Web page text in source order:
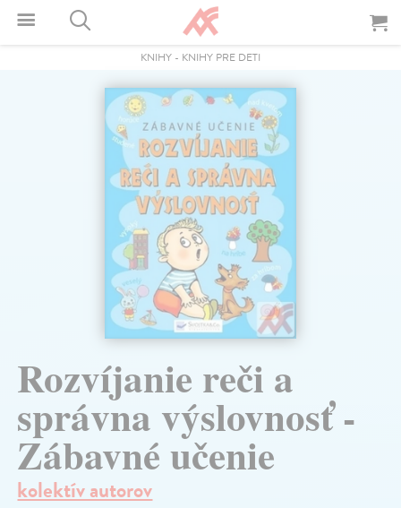
KNIHY - KNIHY PRE DETI
Rozvíjanie reči a
správna výslovnosť -
Zábavné učenie
kolektív autorov